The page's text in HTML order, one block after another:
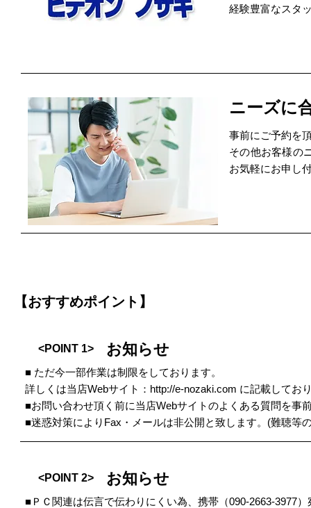
経験豊富なスタ
ニーズに
事前にご予約を
その他お客様の
お気軽にお申し
【おすすめポイント】
<POINT 1> お知らせ
■ ただ今一部作業は制限をしております。
詳しくは当店Webサイト： http://e-nozaki.com に記載してお
■お問い合わせ頂く前に当店Webサイトのよくある質問を事
■迷惑対策によりFax・メールは非公開と致します。(難聴等
<POINT 2> お知らせ
■ＰＣ関連は伝言で伝わりにくい為、携帯（090-2663-3977